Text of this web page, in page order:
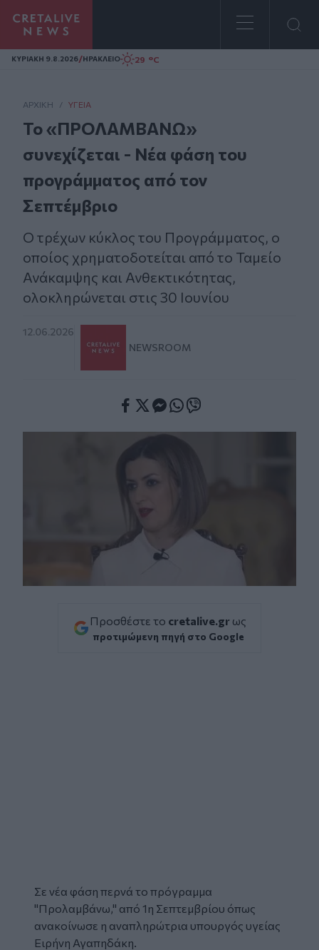
Homepage
ΚΥΡΙΑΚΗ 9.8.2026/ΗΡΑΚΛΕΙΟ 29 °C
ΑΡΧΙΚΗ / ΥΓΕΊΑ
Το «ΠΡΟΛΑΜΒΑΝΩ»
συνεχίζεται - Νέα φάση του
προγράμματος από τον
Σεπτέμβριο
Ο τρέχων κύκλος του Προγράμματος, ο
οποίος χρηματοδοτείται από το Ταμείο
Ανάκαμψης και Ανθεκτικότητας,
ολοκληρώνεται στις 30 Ιουνίου
12.06.2026
NEWSROOM
Προσθέστε το cretalive.gr ως
προτιμώμενη πηγή στο Google
Σε νέα φάση περνά το πρόγραμμα
"Προλαμβάνω," από 1η Σεπτεμβρίου όπως
ανακοίνωσε η αναπληρώτρια υπουργός υγείας
Ειρήνη Αγαπηδάκη.